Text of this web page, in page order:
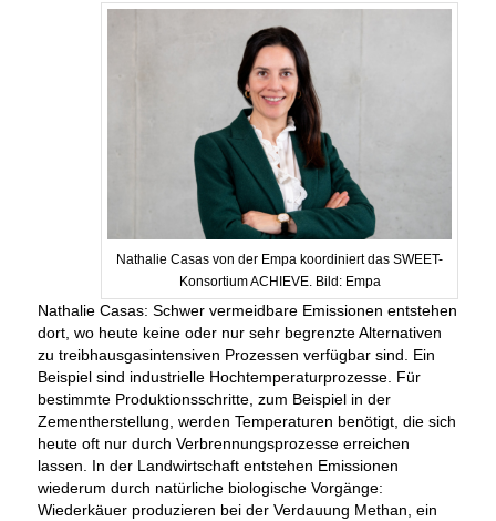
Nathalie Casas von der Empa koordiniert das SWEET-
Konsortium ACHIEVE. Bild: Empa
Nathalie Casas: Schwer vermeidbare Emissionen entstehen
dort, wo heute keine oder nur sehr begrenzte Alternativen
zu treibhausgasintensiven Prozessen verfügbar sind. Ein
Beispiel sind industrielle Hochtemperaturprozesse. Für
bestimmte Produktionsschritte, zum Beispiel in der
Zementherstellung, werden Temperaturen benötigt, die sich
heute oft nur durch Verbrennungsprozesse erreichen
lassen. In der Landwirtschaft entstehen Emissionen
wiederum durch natürliche biologische Vorgänge:
Wiederkäuer produzieren bei der Verdauung Methan, ein